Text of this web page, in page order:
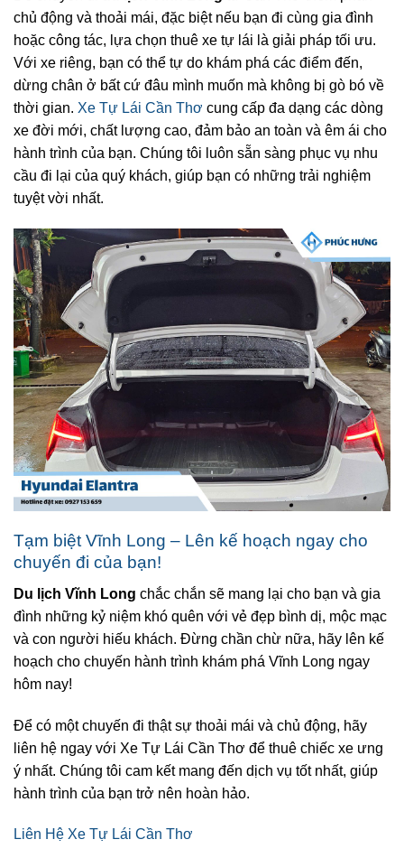
chủ động và thoải mái, đặc biệt nếu bạn đi cùng gia đình
hoặc công tác, lựa chọn thuê xe tự lái là giải pháp tối ưu.
Với xe riêng, bạn có thể tự do khám phá các điểm đến,
dừng chân ở bất cứ đâu mình muốn mà không bị gò bó về
thời gian. Xe Tự Lái Cần Thơ cung cấp đa dạng các dòng
xe đời mới, chất lượng cao, đảm bảo an toàn và êm ái cho
hành trình của bạn. Chúng tôi luôn sẵn sàng phục vụ nhu
cầu đi lại của quý khách, giúp bạn có những trải nghiệm
tuyệt vời nhất.
Tạm biệt Vĩnh Long – Lên kế hoạch ngay cho
chuyến đi của bạn!
Du lịch Vĩnh Long chắc chắn sẽ mang lại cho bạn và gia
đình những kỷ niệm khó quên với vẻ đẹp bình dị, mộc mạc
và con người hiếu khách. Đừng chần chừ nữa, hãy lên kế
hoạch cho chuyến hành trình khám phá Vĩnh Long ngay
hôm nay!
Để có một chuyến đi thật sự thoải mái và chủ động, hãy
liên hệ ngay với Xe Tự Lái Cần Thơ để thuê chiếc xe ưng
ý nhất. Chúng tôi cam kết mang đến dịch vụ tốt nhất, giúp
hành trình của bạn trở nên hoàn hảo.
Liên Hệ Xe Tự Lái Cần Thơ